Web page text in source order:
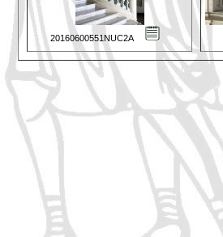
20160600551NUC2A